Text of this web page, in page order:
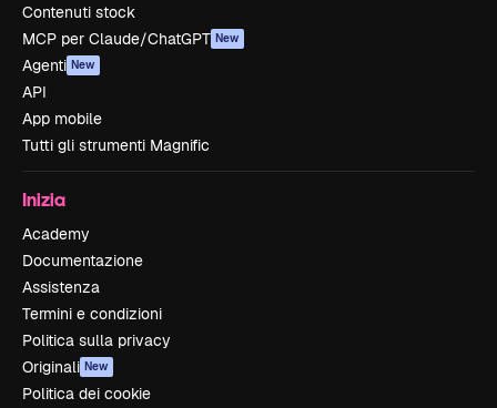
Contenuti stock
MCP per Claude/ChatGPT New
Agenti New
API
App mobile
Tutti gli strumenti Magnific
Inizia
Academy
Documentazione
Assistenza
Termini e condizioni
Politica sulla privacy
Originali New
Politica dei cookie